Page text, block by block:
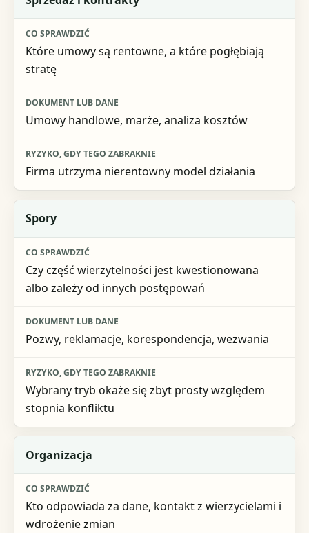
Które umowy są rentowne, a które pogłębiają
stratę
Umowy handlowe, marże, analiza kosztów
Firma utrzyma nierentowny model działania
Spory
Czy część wierzytelności jest kwestionowana
albo zależy od innych postępowań
Pozwy, reklamacje, korespondencja, wezwania
Wybrany tryb okaże się zbyt prosty względem
stopnia konfliktu
Organizacja
Kto odpowiada za dane, kontakt z wierzycielami i
wdrożenie zmian